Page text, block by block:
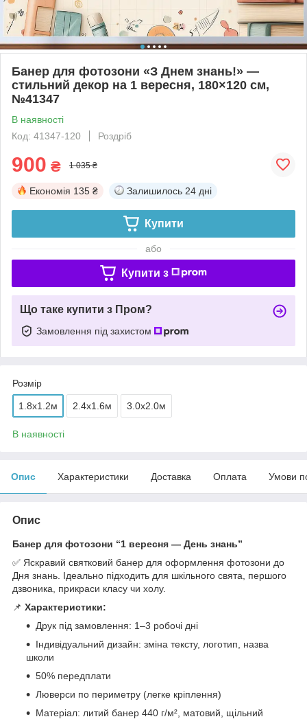
Банер для фотозони «З Днем знань!» —
стильний декор на 1 вересня, 180×120 см,
№41347
В наявності
Код: 41347-120
Роздріб
900 ₴ 1 035 ₴
Економія 135 ₴ Залишилось 24 дні
Купити
або
Купити з
Що таке купити з Пром?
Замовлення під захистом
Розмір
1.8x1.2м 2.4x1.6м 3.0x2.0м
В наявності
Опис Характеристики Доставка Оплата Умови
Опис
Банер для фотозони “1 вересня — День знань”
✅ Яскравий святковий банер для оформлення фотозони до
Дня знань. Ідеально підходить для шкільного свята, першого
дзвоника, прикраси класу чи холу.
📌 Характеристики:
Друк під замовлення: 1–3 робочі дні
Індивідуальний дизайн: зміна тексту, логотип, назва
школи
50% передплати
Люверси по периметру (легке кріплення)
Матеріал: литий банер 440 г/м², матовий, щільний